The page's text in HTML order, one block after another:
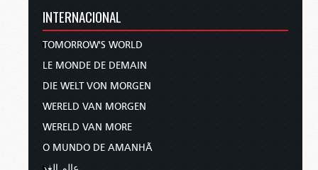
INTERNACIONAL
TOMORROW'S WORLD
LE MONDE DE DEMAIN
DIE WELT VON MORGEN
WERELD VAN MORGEN
WERELD VAN MORE
O MUNDO DE AMANHÃ